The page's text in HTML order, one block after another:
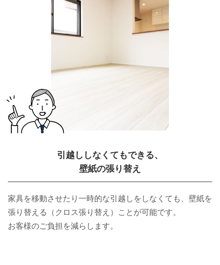
引越ししなくてもできる、
壁紙の張り替え
家具を移動させたり一時的な引越しをしなくても、壁紙を
張り替える（クロス張り替え）ことが可能です。
お客様のご負担を減らします。